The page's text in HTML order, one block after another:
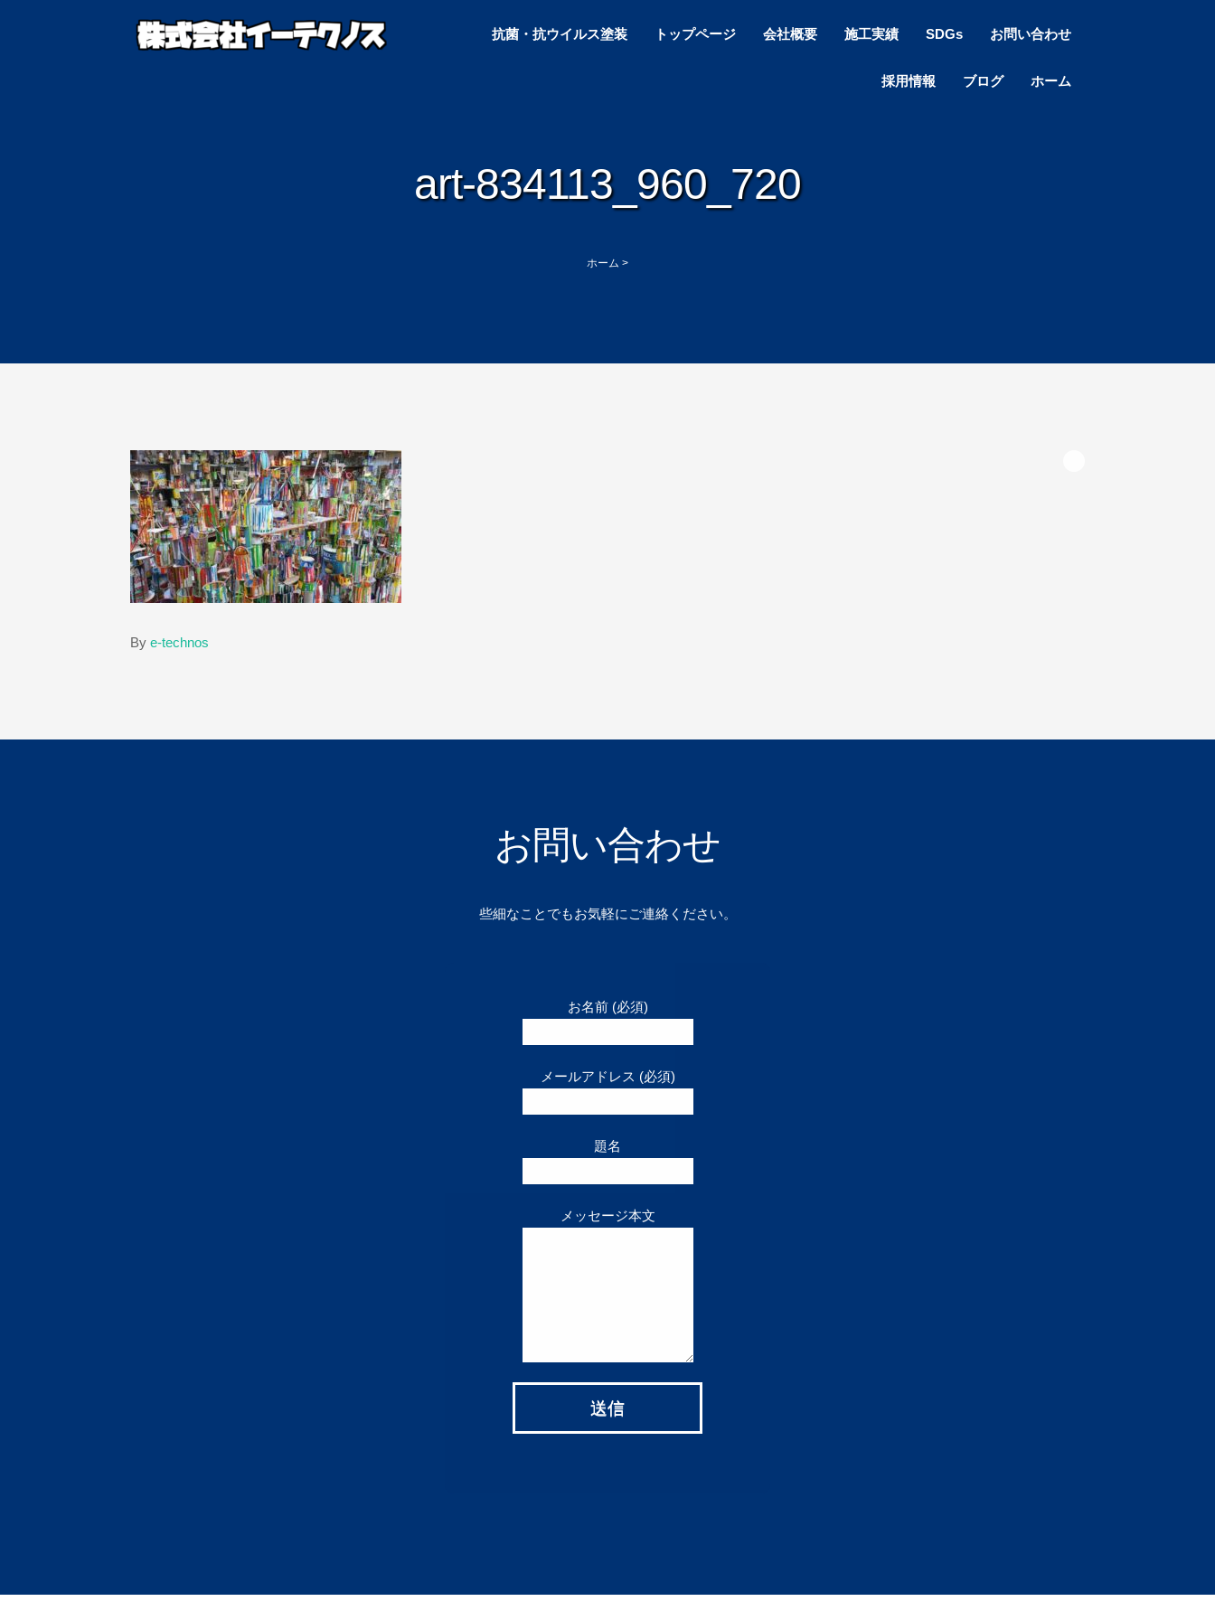
お問い合わせ
SDGs
施工実績
会社概要
トップページ
抗菌・抗ウイルス塗装
ホーム
ブログ
採用情報
art-834113_960_720
ホーム >
By e-technos
お問い合わせ
些細なことでもお気軽にご連絡ください。
お名前 (必須)
メールアドレス (必須)
題名
メッセージ本文